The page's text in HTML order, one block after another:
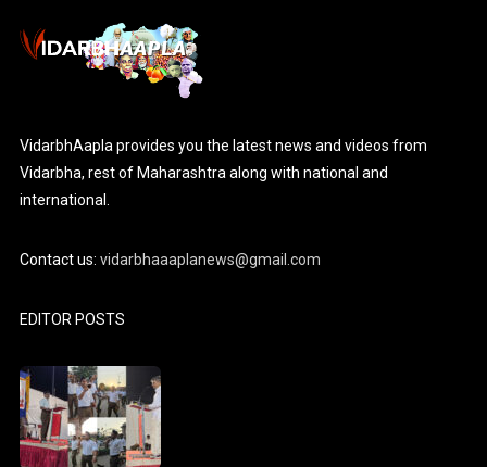
VidarbhAapla provides you the latest news and videos from
Vidarbha, rest of Maharashtra along with national and
international.
Contact us:vidarbhaaaplanews@gmail.com
EDITOR POSTS